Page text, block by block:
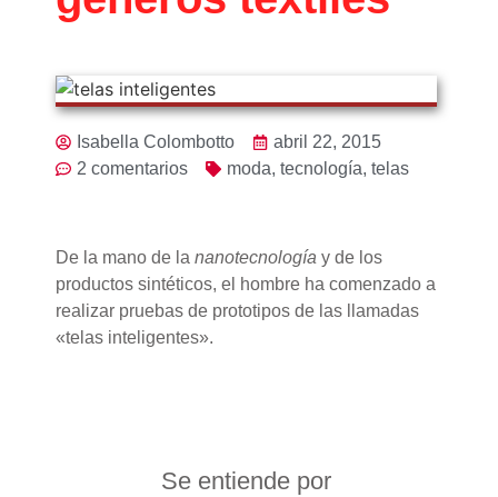
Isabella Colombotto
abril 22, 2015
2 comentarios
moda, tecnología, telas
De la mano de la nanotecnología y de los
productos sintéticos, el hombre ha comenzado a
realizar pruebas de prototipos de las llamadas
«telas inteligentes».
Se entiende por